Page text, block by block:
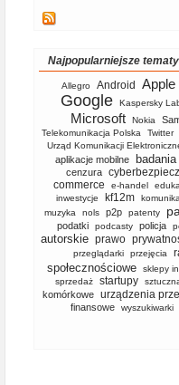
Najpopularniejsze
Allegro Android Apple
Google Kaspersky
Microsoft Nokia
Telekomunikacja Polska Twitter
Urząd Komunikacji
aplikacje mobilne badania
cenzura
commerce
e-handel
inwestycje kf12m
muzyka nols p2p patenty
podatki podcasty policja
autorskie prawo
przeglądarki
przejęcia
społecznościowe
sklepy
sprzedaż
startupy
komórkowe
urządzenia
finansowe
wyszukiwarki